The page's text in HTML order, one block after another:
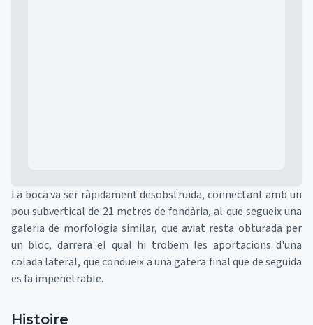
La boca va ser ràpidament desobstruïda, connectant amb un
pou subvertical de 21 metres de fondària, al que segueix una
galeria de morfologia similar, que aviat resta obturada per
un bloc, darrera el qual hi trobem les aportacions d'una
colada lateral, que condueix a una gatera final que de seguida
es fa impenetrable.
Histoire